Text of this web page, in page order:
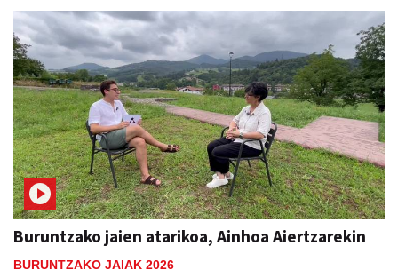
Buruntzako jaien atarikoa, Ainhoa Aiertzarekin
BURUNTZAKO JAIAK 2026